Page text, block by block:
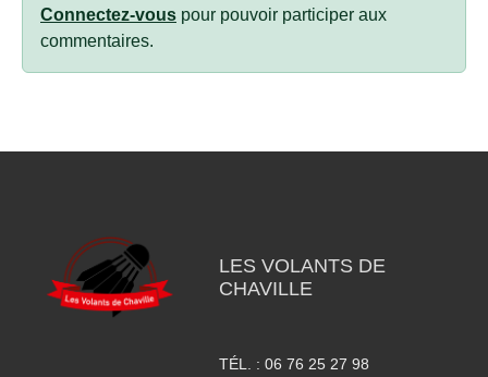
Connectez-vous pour pouvoir participer aux
commentaires.
LES VOLANTS DE
CHAVILLE
TÉL. : 06 76 25 27 98